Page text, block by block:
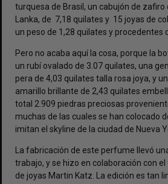
turquesa de Brasil, un cabujón de zafiro
Lanka, de 7,18 quilates y 15 joyas de
un peso de 1,28 quilates y procedentes
Pero no acaba aquí la cosa, porque la
un rubí ovalado de 3.07 quilates, una
pera de 4,03 quilates talla rosa joya, y
amarillo brillante de 2,43 quilates
total 2.909 piedras preciosas
muchas de las cuales se han colocado
imitan el skyline de la ciudad de Nueva
La fabricación de este perfume llevó
trabajo, y se hizo en colaboración con
de joyas Martin Katz. La edición es tan